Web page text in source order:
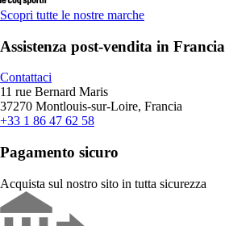
Scopri tutte le nostre marche
Assistenza post-vendita in Francia
Contattaci
11 rue Bernard Maris
37270 Montlouis-sur-Loire, Francia
+33 1 86 47 62 58
Pagamento sicuro
Acquista sul nostro sito in tutta sicurezza